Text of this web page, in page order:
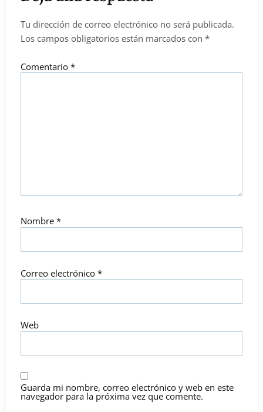
Tu dirección de correo electrónico no será publicada.
Los campos obligatorios están marcados con *
Comentario *
Nombre *
Correo electrónico *
Web
Guarda mi nombre, correo electrónico y web en este
navegador para la próxima vez que comente.